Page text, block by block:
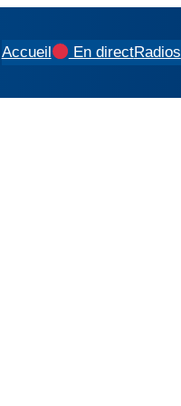
Accueil En directRadios